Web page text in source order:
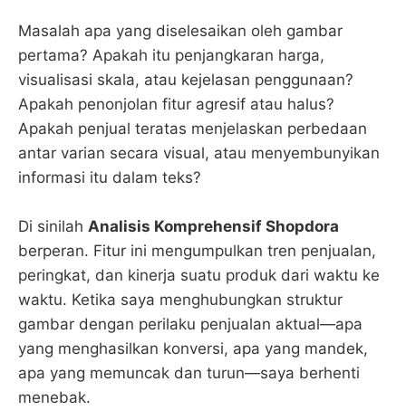
Masalah apa yang diselesaikan oleh gambar
pertama? Apakah itu penjangkaran harga,
visualisasi skala, atau kejelasan penggunaan?
Apakah penonjolan fitur agresif atau halus?
Apakah penjual teratas menjelaskan perbedaan
antar varian secara visual, atau menyembunyikan
informasi itu dalam teks?
Di sinilah Analisis Komprehensif Shopdora
berperan. Fitur ini mengumpulkan tren penjualan,
peringkat, dan kinerja suatu produk dari waktu ke
waktu. Ketika saya menghubungkan struktur
gambar dengan perilaku penjualan aktual—apa
yang menghasilkan konversi, apa yang mandek,
apa yang memuncak dan turun—saya berhenti
menebak.